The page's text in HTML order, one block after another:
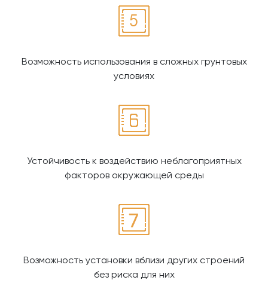
Возможность использования в сложных грунтовых
условиях
Устойчивость к воздействию неблагоприятных
факторов окружающей среды
Возможность установки вблизи других строений
без риска для них